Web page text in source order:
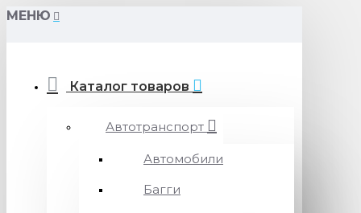
МЕНЮ
Каталог товаров
Автотранспорт
Автомобили
Багги